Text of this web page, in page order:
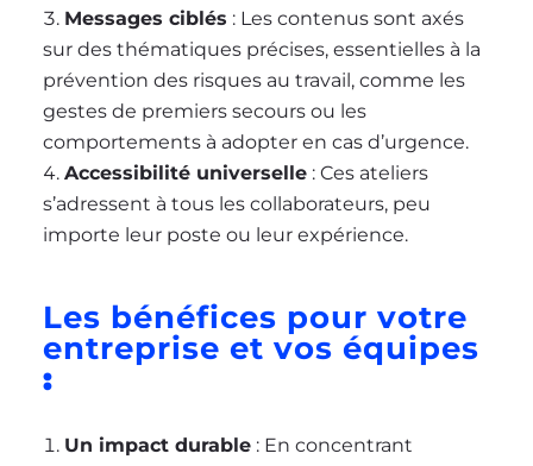
Messages ciblés : Les contenus sont axés
sur des thématiques précises, essentielles à la
prévention des risques au travail, comme les
gestes de premiers secours ou les
comportements à adopter en cas d’urgence.
Accessibilité universelle: Ces ateliers
s’adressent à tous les collaborateurs, peu
importe leur poste ou leur expérience.
Les bénéfices pour votre
entreprise et vos équipes
:
Un impact durable: En concentrant